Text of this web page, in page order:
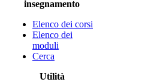
insegnamento
Elenco dei corsi
Elenco dei
moduli
Cerca
Utilità